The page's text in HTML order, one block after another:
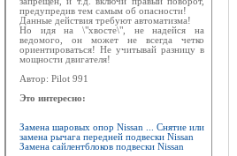
предупредив тем самым об опасности!
Данные действия требуют автоматизма!
Но идя на \"хвосте\", не надейся на
ведомого, он может не всегда четко
ориентироваться! Не учитывай разницу в
мощности двигателя!
Автор: Pilot 991
Это интересно:
Замена шаровых опор Nissan ... Снятие или
замена рычага передней подвески Nissan
Замена сайлентблоков подвески Nissan